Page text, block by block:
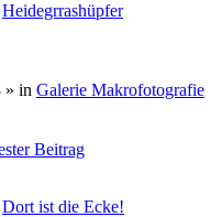
Heidegrrashüpfer
» in Galerie Makrofotografie
Beitrag
Dort ist die Ecke!